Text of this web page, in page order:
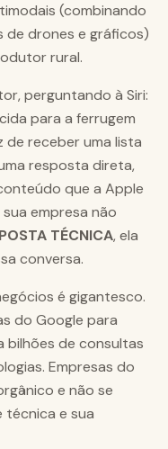
(combinando
de drones e gráficos)
rural.
perguntando à Siri:
para a ferrugem
de receber uma lista
resposta direta,
que a Apple
empresa não
TÉCNICA, ela
conversa.
é gigantesco.
do Google para
bilhões de consultas
Empresas do
e não se
e sua